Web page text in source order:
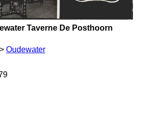
Taverne De Posthoorn
Oudewater